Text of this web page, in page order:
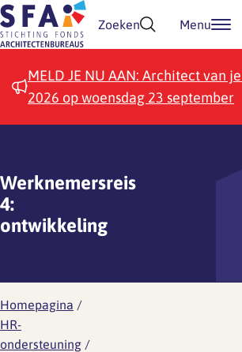
Doorgaan naar inhoud
Zoeken Menu
MELD JE NU AAN: Architect van
2026 op woensdag 23 september
Werknemersreis
4:
ontwikkeling
Homepagina /
HR-
ondersteuning /